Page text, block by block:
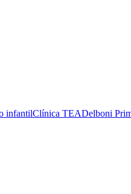
infantilClínica TEADelboni